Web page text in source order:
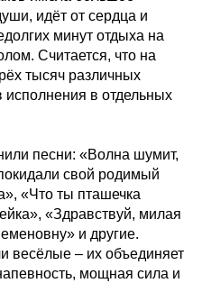
идёт от сердца и
минут отдыха на
Считается, что на
тысяч различных
исполнения в отдельных
песни: «Волна шумит,
свой родимый
«Что ты пташечка
«Здравствуй, милая
и другие.
весёлые – их объединяет
мощная сила и